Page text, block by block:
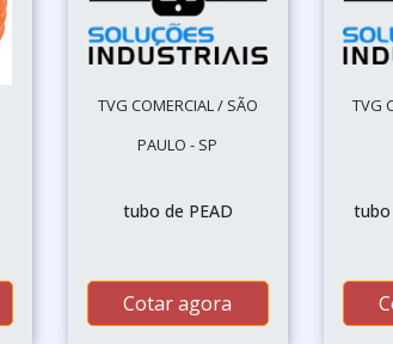
TVG COMERCIAL / SÃO
PAULO - SP
tubo de PEAD
Cotar agora
TVG
tubo